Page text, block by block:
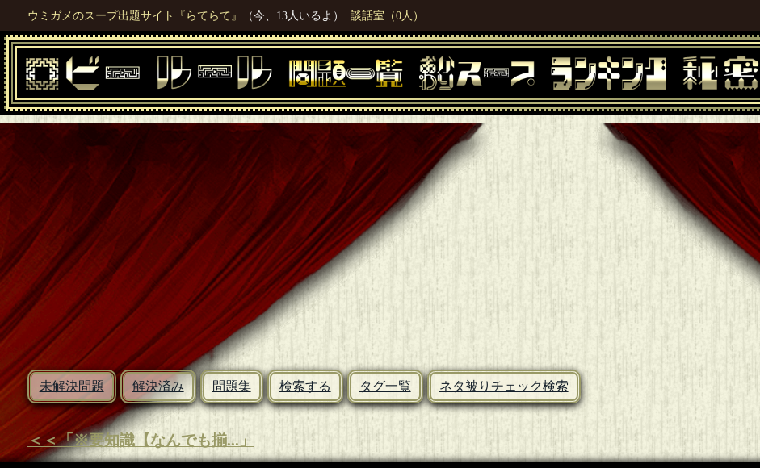
ウミガメのスープ出題サイト『らてらて』 （今、13人いるよ） 談話室（0人）
未解決問題 解決済み 問題集 検索する タグ一覧 ネタ被りチェック検索
＜＜「※要知識【なんでも揃...」